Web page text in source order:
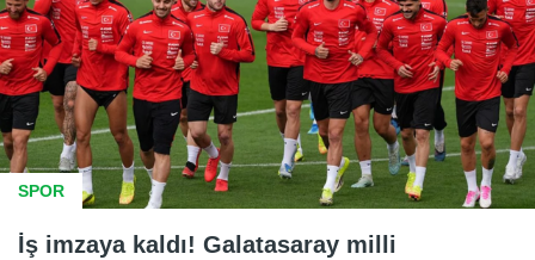
SPOR
İş imzaya kaldı! Galatasaray milli